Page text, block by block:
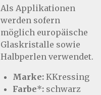
Als Applikationen
werden sofern
möglich europäische
Glaskristalle sowie
Halbperlen verwendet.
Marke: KKressing
Farbe*: schwarz